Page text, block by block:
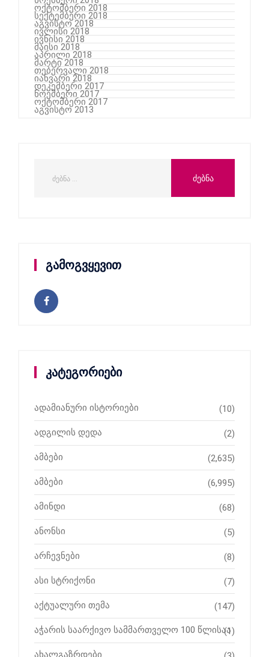
ოქტომბერი 2018
სექტემბერი 2018
აგვისტო 2018
ივლისი 2018
ივნისი 2018
მაისი 2018
აპრილი 2018
მარტი 2018
თებერვალი 2018
იანვარი 2018
დეკემბერი 2017
ნოემბერი 2017
ოქტომბერი 2017
აგვისტო 2013
გამოგვყევით
კატეგორიები
ადამიანური ისტორიები (10)
ადგილის დედა (2)
ამბები (2,635)
ამბები (6,995)
ამინდი (68)
ანონსი (5)
არჩევნები (8)
ასი სტრიქონი (7)
აქტუალური თემა (147)
აჭარის საარქივო სამმართველო 100 წლისაა
(1)
ახალგაზრდები